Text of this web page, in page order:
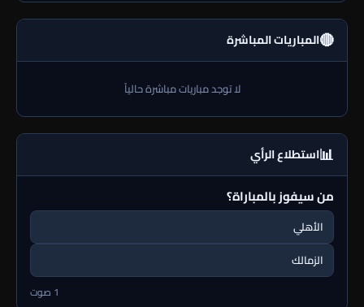
🔴المباريات المباشرة
لا توجد مباريات مباشرة حالياً
📊استطلاع الرأي
من سيفوز بالمباراة؟
الأهلي
الزمالك
1 صوت